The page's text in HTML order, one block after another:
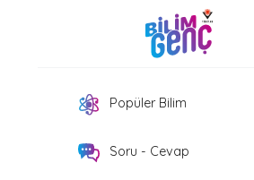
Popüler Bilim
Soru - Cevap